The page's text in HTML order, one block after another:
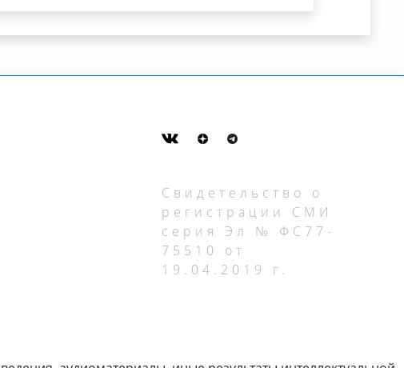
Свидетельство о
регистрации СМИ
серия Эл № ФС77-
75510 от
19.04.2019 г.